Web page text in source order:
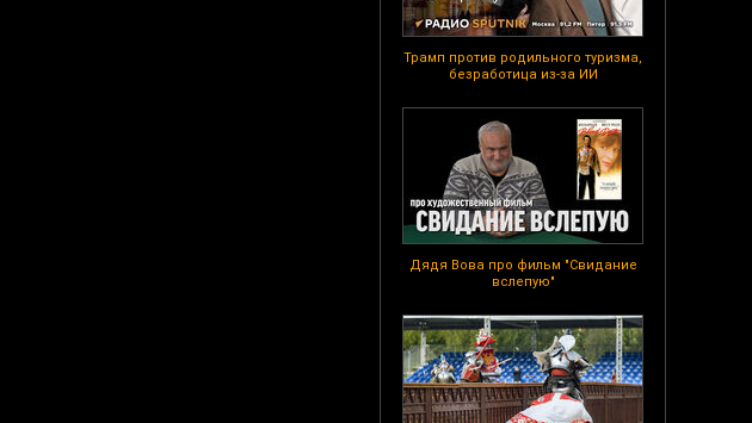
Трамп против родильного туризма,
безработица из-за ИИ
Дядя Вова про фильм "Свидание
вслепую"